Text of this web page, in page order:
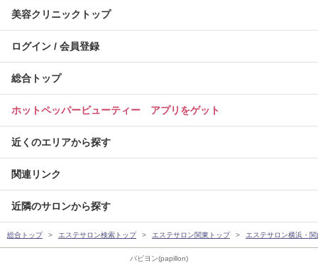
パピヨン(papillon)
美容クリニックトップ
ログイン / 会員登録
総合トップ
ホットペッパービューティー アプリをゲット
近くのエリアから探す
関連リンク
近隣のサロンから探す
総合トップ エステサロン検索トップ エステサロン関東トップ エステサロン横浜・